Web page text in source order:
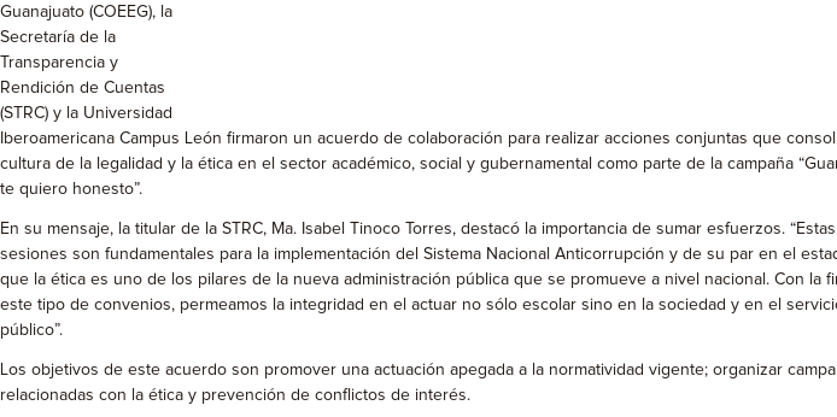
Guanajuato (COEEG), la
Secretaría de la
Transparencia y
Rendición de Cuentas
(STRC) y la Universidad
Iberoamericana Campus León firmaron un acuerdo de colaboración para realizar acciones conjuntas que
cultura de la legalidad y la ética en el sector académico, social y gubernamental como parte de la campaña
te quiero honesto”.
En su mensaje, la titular de la STRC, Ma. Isabel Tinoco Torres, destacó la importancia de sumar esfuerzos. “Estas
sesiones son fundamentales para la implementación del Sistema Nacional Anticorrupción y de su par en el
que la ética es uno de los pilares de la nueva administración pública que se promueve a nivel nacional. Con la
este tipo de convenios, permeamos la integridad en el actuar no sólo escolar sino en la sociedad y en el
público”.
Los objetivos de este acuerdo son promover una actuación apegada a la normatividad vigente; organizar
relacionadas con la ética y prevención de conflictos de interés.